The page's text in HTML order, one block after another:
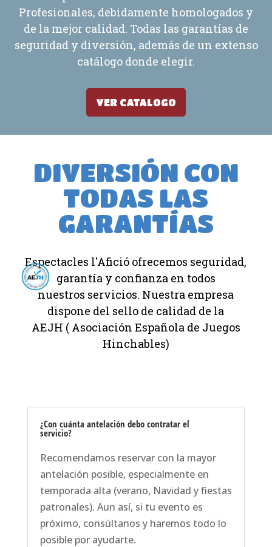
Profesionales, debidamente homologados y
de la mejor calidad. Todas las garantías de
seguridad y diversión, además de un extenso
catálogo donde elegir.
VER CATALOGO
DIVERSIÓN CON
TODAS LAS
GARANTÍAS
Espectacles l'Afició ofrecemos seguridad,
garantía y confianza en todos
nuestros servicios. Nuestra empresa
dispone del sello de calidad de la
AEJH ( Asociación Española de Juegos
Hinchables)
¿Con cuánta antelación debo contratar el
servicio?
Recomendamos reservar con la mayor
antelación posible, especialmente en
temporada alta (verano, Navidad y fiestas
patronales). Aun así, si tu evento es
próximo, consúltanos y haremos todo lo
posible por ayudarte.